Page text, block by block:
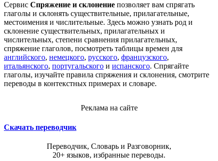
Сервис Спряжение и склонение позволяет вам спрягать
глаголы и склонять существительные, прилагательные,
местоимения и числительные. Здесь можно узнать род и
склонение существительных, прилагательных и
числительных, степени сравнения прилагательных,
спряжение глаголов, посмотреть таблицы времен для
английского, немецкого, русского, французского,
итальянского, португальского и испанского. Спрягайте
глаголы, изучайте правила спряжения и склонения, смотрите
переводы в контекстных примерах и словаре.
Реклама на сайте
Скачать переводчик
Переводчик, Словарь и Разговорник,
20+ языков, избранные переводы.